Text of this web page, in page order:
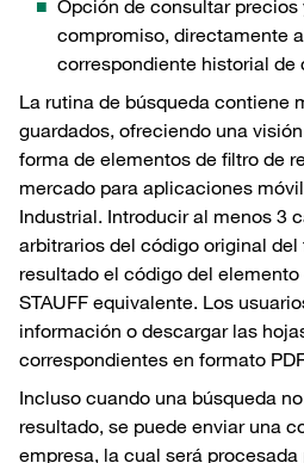
Opción de consultar
compromiso, directamente
correspondiente historial de
La rutina de búsqueda contiene
guardados, ofreciendo una
forma de elementos de filtro de
mercado para aplicaciones
Industrial. Introducir al menos 3
arbitrarios del código original
resultado el código del
STAUFF equivalente. Los
información o descargar las
correspondientes en formato
Incluso cuando una búsqueda
resultado, se puede enviar una
empresa, la cual será